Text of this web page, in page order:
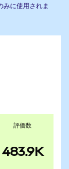
みに使用されま
評価数
483.9K